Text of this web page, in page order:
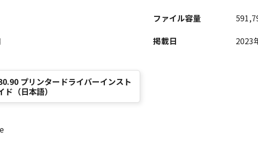
ファイル容量
掲載日
2023
プリンタードライバーインスト
ド（日本語）